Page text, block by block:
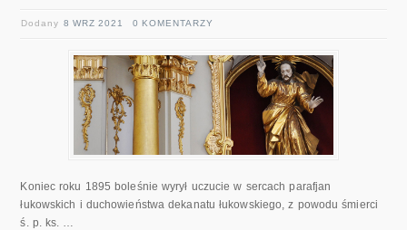
Dodany8 WRZ 2021 0 KOMENTARZY
Koniec roku 1895 boleśnie wyrył uczucie w sercach parafjan
łukowskich i duchowieństwa dekanatu łukowskiego, z powodu śmierci
ś. p. ks. …